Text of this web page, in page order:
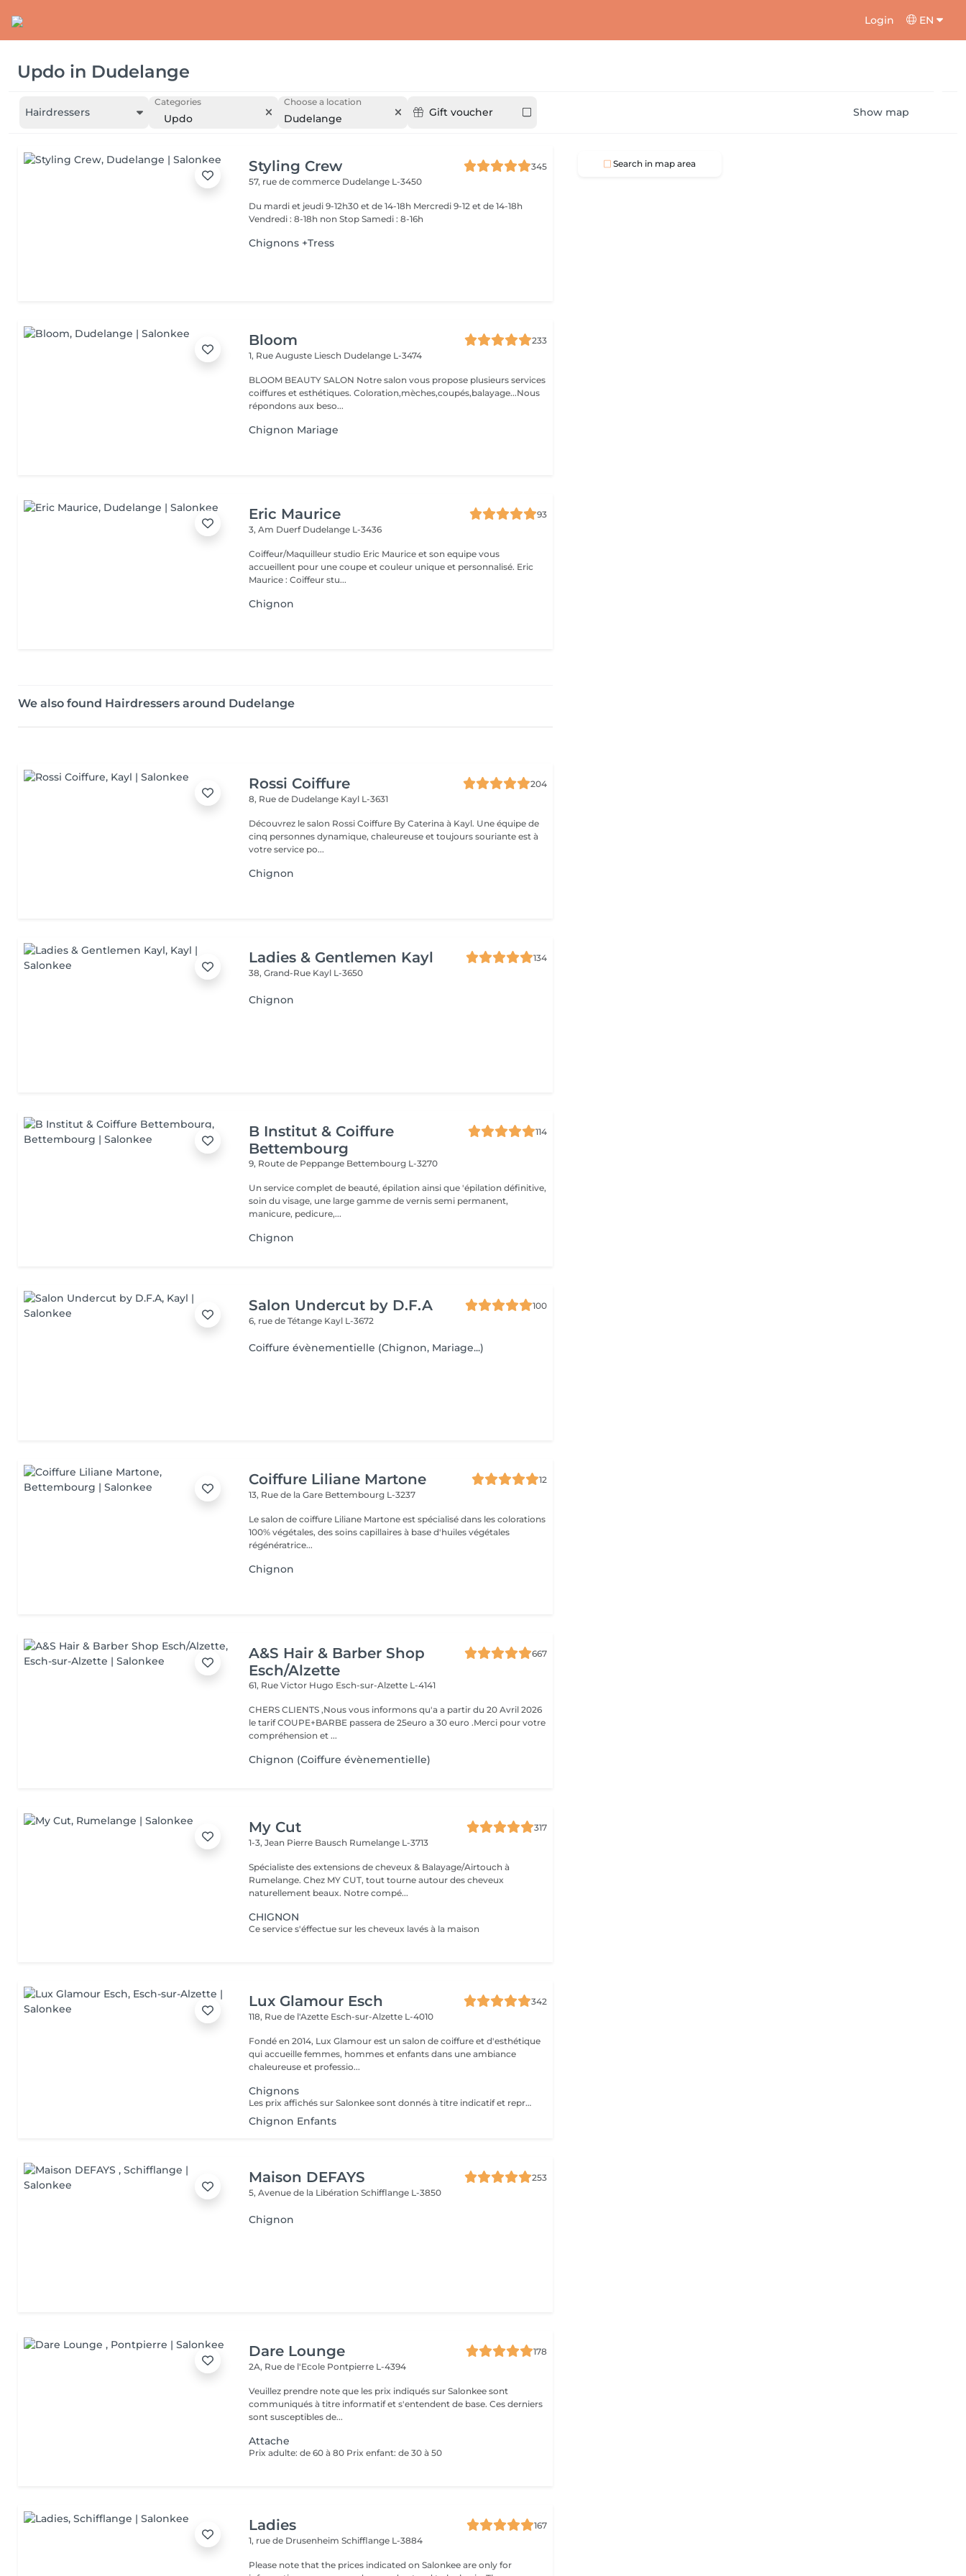
Login EN
Updo in Dudelange
Hairdressers
Categories
Updo
Choose a location
Dudelange Gift voucher Show map
Styling Crew
345
57, rue de commerce Dudelange L-3450
Du mardi et jeudi 9-12h30 et de 14-18h Mercredi 9-12 et de 14-18h
Vendredi : 8-18h non Stop Samedi : 8-16h
Chignons +Tress
Bloom
233
1, Rue Auguste Liesch Dudelange L-3474
BLOOM BEAUTY SALON Notre salon vous propose plusieurs services
coiffures et esthétiques. Coloration,mèches,coupés,balayage...Nous
répondons aux beso...
Chignon Mariage
Eric Maurice
93
3, Am Duerf Dudelange L-3436
Coiffeur/Maquilleur studio Eric Maurice et son equipe vous
accueillent pour une coupe et couleur unique et personnalisé. Eric
Maurice : Coiffeur stu...
Chignon
We also found Hairdressers around Dudelange
Rossi Coiffure
204
8, Rue de Dudelange Kayl L-3631
Découvrez le salon Rossi Coiffure By Caterina à Kayl. Une équipe de
cinq personnes dynamique, chaleureuse et toujours souriante est à
votre service po...
Chignon
Ladies & Gentlemen Kayl
134
38, Grand-Rue Kayl L-3650
Chignon
B Institut & Coiffure
Bettembourg
114
9, Route de Peppange Bettembourg L-3270
Un service complet de beauté, épilation ainsi que 'épilation définitive,
soin du visage, une large gamme de vernis semi permanent,
manicure, pedicure,...
Chignon
Salon Undercut by D.F.A
100
6, rue de Tétange Kayl L-3672
Coiffure évènementielle (Chignon, Mariage...)
Coiffure Liliane Martone
12
13, Rue de la Gare Bettembourg L-3237
Le salon de coiffure Liliane Martone est spécialisé dans les colorations
100% végétales, des soins capillaires à base d'huiles végétales
régénératrice...
Chignon
A&S Hair & Barber Shop
Esch/Alzette
667
61, Rue Victor Hugo Esch-sur-Alzette L-4141
CHERS CLIENTS ,Nous vous informons qu'a a partir du 20 Avril 2026
le tarif COUPE+BARBE passera de 25euro a 30 euro .Merci pour votre
compréhension et ...
Chignon (Coiffure évènementielle)
My Cut
317
1-3, Jean Pierre Bausch Rumelange L-3713
Spécialiste des extensions de cheveux & Balayage/Airtouch à
Rumelange. Chez MY CUT, tout tourne autour des cheveux
naturellement beaux. Notre compé...
CHIGNON
Ce service s'éffectue sur les cheveux lavés à la maison
Lux Glamour Esch
342
118, Rue de l'Azette Esch-sur-Alzette L-4010
Fondé en 2014, Lux Glamour est un salon de coiffure et d'esthétique
qui accueille femmes, hommes et enfants dans une ambiance
chaleureuse et professio...
Chignons
Les prix affichés sur Salonkee sont donnés à titre indicatif et représentent les tarifs de base. Ceux-ci peuvent varier en fonction du diagnostic effectué lors de votre arrivée au salon et de l'expertise du professionnel à qui vous confiez vos soins de beauté. Dans tout les cas, un devis détaillé vous sera proposé et toute prestation sera réalisée avec votre accord.
Chignon Enfants
Maison DEFAYS
253
5, Avenue de la LibérationSchifflange L-3850
Chignon
Dare Lounge
178
2A, Rue de l'Ecole Pontpierre L-4394
Veuillez prendre note que les prix indiqués sur Salonkee sont
communiqués à titre informatif et s'entendent de base. Ces derniers
sont susceptibles de...
Attache
Prix adulte: de 60 à 80 Prix enfant: de 30 à 50
Ladies
167
1, rue de DrusenheimSchifflange L-3884
Please note that the prices indicated on Salonkee are only for
Search in map area